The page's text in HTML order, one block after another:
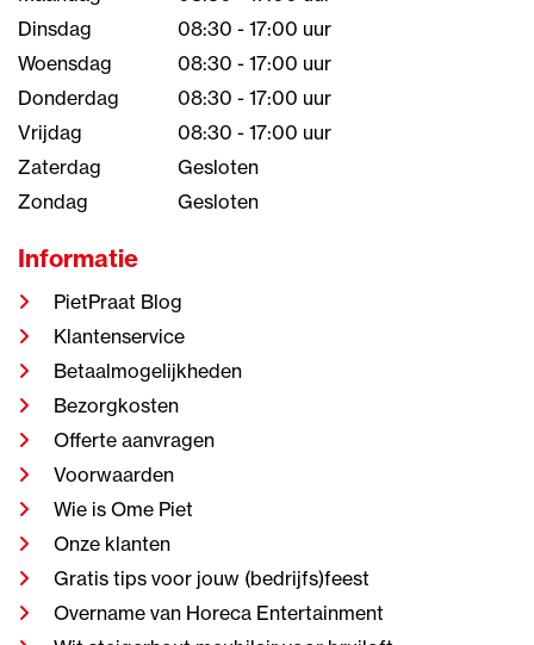
Dinsdag
08:30 - 17:00 uur
Woensdag
08:30 - 17:00 uur
Donderdag
08:30 - 17:00 uur
Vrijdag
08:30 - 17:00 uur
Zaterdag
Gesloten
Zondag
Gesloten
Informatie
PietPraat Blog
Klantenservice
Betaalmogelijkheden
Bezorgkosten
Offerte aanvragen
Voorwaarden
Wie is Ome Piet
Onze klanten
Gratis tips voor jouw (bedrijfs)feest
Overname van Horeca Entertainment